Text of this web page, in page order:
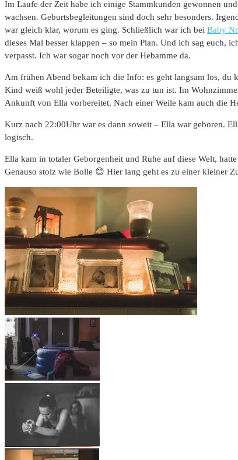
Im Laufe der Zeit habe ich einige Stammkunden gewonnen
wachsen. Geburtsbegleitungen sind doch sehr besonders.
war gleich klar, worum es ging. Schließlich war ich bei Baby
dieses Mal besser klappen – so mein Plan. Und ich sag euch,
verpasst. Ich war sogar noch vor der Hebamme da.
Am frühen Abend bekam ich die Info: es geht langsam los,
Kind weiß wohl jeder Beteiligte, was zu tun ist. Im
Ankunft von Ella vorbereitet. Nach einer Weile kam auch die
Kurz nach 22:00Uhr war es dann soweit – Ella war geboren.
logisch.
Ella kam in totaler Geborgenheit und Ruhe auf diese Welt,
Genauso stolz wie Bolle 😊 Hier lang geht es zu einer kleiner